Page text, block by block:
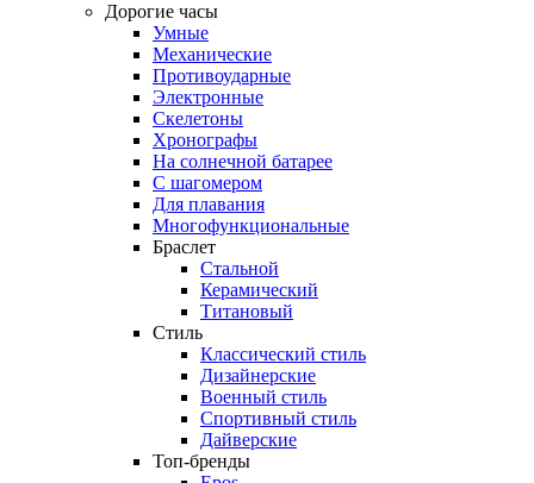
Дорогие часы
Умные
Механические
Противоударные
Электронные
Скелетоны
Хронографы
На солнечной батарее
С шагомером
Для плавания
Многофункциональные
Браслет
Стальной
Керамический
Титановый
Стиль
Классический стиль
Дизайнерские
Военный стиль
Спортивный стиль
Дайверские
Топ-бренды